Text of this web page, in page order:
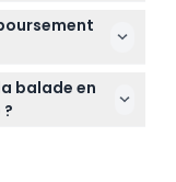
un
et
la
sont pas
annulés,
de réserver.
balade en